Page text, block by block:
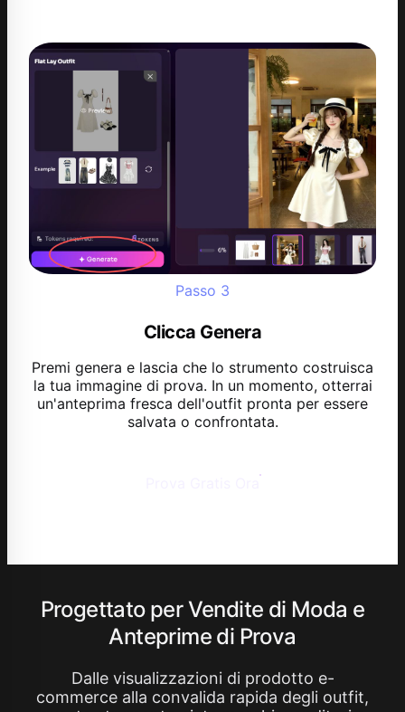
Passo 3
Clicca Genera
Premi genera e lascia che lo strumento costruisca
la tua immagine di prova. In un momento, otterrai
un'anteprima fresca dell'outfit pronta per essere
salvata o confrontata.
Progettato per Vendite di Moda e
Anteprime di Prova
Dalle visualizzazioni di prodotto e-
commerce alla convalida rapida degli outfit,